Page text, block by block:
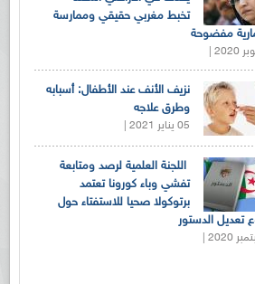
تخبط مغربي حقيقي وممارسة
مفضوحة
نزيف الأنف عند الأطفال: أسبابه
وطرق علاجه
05 يناير 2021 |
اللجنة العلمية لرصد ومتابعة
تفشي وباء كورونا تعتمد
برتوكولا صحيا للاستفتاء حول
تعديل الدستور